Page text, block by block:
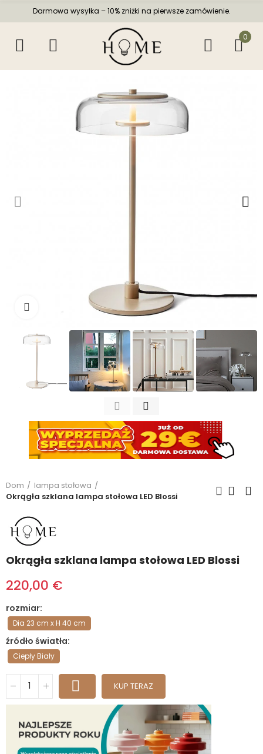
Darmowa wysyłka – 10% zniżki na pierwsze zamówienie.
0
Kliknij, aby powiększyć
Dom
lampa stołowa
Okrągła szklana lampa stołowa LED Blossi
Okrągła szklana lampa stołowa LED Blossi
220,00 €
rozmiar
Dia 23 cm x H 40 cm
źródło światła
Ciepły Biały
KUP TERAZ